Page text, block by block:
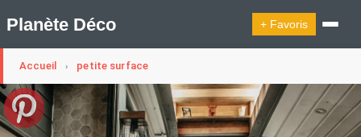
Planète Déco + Favoris
🛍︎ Shop Planète Déco ℹ︎ À propos
Accueil › petite surface